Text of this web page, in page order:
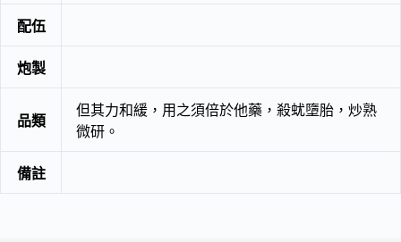
配伍
炮製
品類
但其力和緩，用之須倍於他藥，殺蚘墮胎，炒熟
微研。
備註